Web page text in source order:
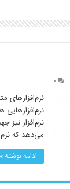
۰
نرم‌افزار نیز
می‌دهد که
ادامه نوشته »